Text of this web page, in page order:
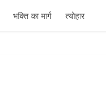
भक्ति का मार्ग त्योहार